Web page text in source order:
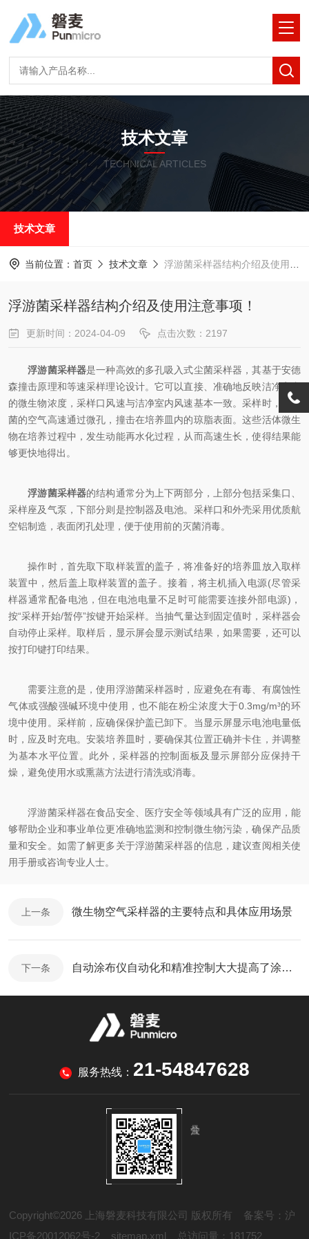
技术文章
TECHNICAL ARTICLES
技术文章
当前位置： 首页 技术文章 浮游菌采样器结构介绍及使用注意事项！
浮游菌采样器结构介绍及使用注意事项！
更新时间：2024-04-09 点击次数：2197
浮游菌采样器是一种高效的多孔吸入式尘菌采样器，其基于安德
森撞击原理和等速采样理论设计。它可以直接、准确地反映洁净室内
的微生物浓度，采样口风速与洁净室内风速基本一致。采样时，带尘
菌的空气高速通过微孔，撞击在培养皿内的琼脂表面。这些活体微生
物在培养过程中，发生动能再水化过程，从而高速生长，使得结果能
够更快地得出。
浮游菌采样器的结构通常分为上下两部分，上部分包括采集口、
采样座及气泵，下部分则是控制器及电池。采样口和外壳采用优质航
空铝制造，表面闭孔处理，便于使用前的灭菌消毒。
操作时，首先取下取样装置的盖子，将准备好的培养皿放入取样
装置中，然后盖上取样装置的盖子。接着，将主机插入电源(尽管采
样器通常配备电池，但在电池电量不足时可能需要连接外部电源)，
按“采样开始/暂停”按键开始采样。当抽气量达到固定值时，采样器会
自动停止采样。取样后，显示屏会显示测试结果，如果需要，还可以
按打印键打印结果。
需要注意的是，使用浮游菌采样器时，应避免在有毒、有腐蚀性
气体或强酸强碱环境中使用，也不能在粉尘浓度大于0.3mg/m³的环
境中使用。采样前，应确保保护盖已卸下。当显示屏显示电池电量低
时，应及时充电。安装培养皿时，要确保其位置正确并卡住，并调整
为基本水平位置。此外，采样器的控制面板及显示屏部分应保持干
燥，避免使用水或熏蒸方法进行清洗或消毒。
浮游菌采样器在食品安全、医疗安全等领域具有广泛的应用，能
够帮助企业和事业单位更准确地监测和控制微生物污染，确保产品质
量和安全。如需了解更多关于浮游菌采样器的信息，建议查阅相关使
用手册或咨询专业人士。
上一条 微生物空气采样器的主要特点和具体应用场景
下一条 自动涂布仪自动化和精准控制大大提高了涂布效率
服务热线： 21-54847628
Copyright©2026 上海磐麦科技有限公司 版权所有 备案号：沪
ICP备20012062号-2
sitemap.xml 总访问量：181752